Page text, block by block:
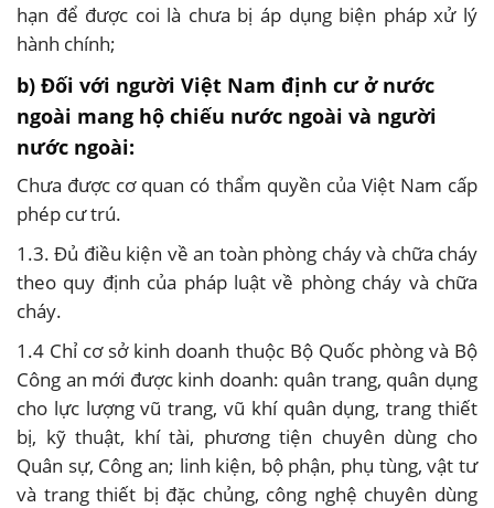
hạn để được coi là chưa bị áp dụng biện pháp xử lý
hành chính;
b) Đối với người Việt Nam định cư ở nước
ngoài mang hộ chiếu nước ngoài và người
nước ngoài:
Chưa được cơ quan có thẩm quyền của Việt Nam cấp
phép cư trú.
1.3. Đủ điều kiện về an toàn phòng cháy và chữa cháy
theo quy định của pháp luật về phòng cháy và chữa
cháy.
1.4 Chỉ cơ sở kinh doanh thuộc Bộ Quốc phòng và Bộ
Công an mới được kinh doanh: quân trang, quân dụng
cho lực lượng vũ trang, vũ khí quân dụng, trang thiết
bị, kỹ thuật, khí tài, phương tiện chuyên dùng cho
Quân sự, Công an; linh kiện, bộ phận, phụ tùng, vật tư
và trang thiết bị đặc chủng, công nghệ chuyên dùng